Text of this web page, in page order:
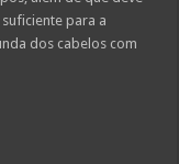
para a
dos cabelos com